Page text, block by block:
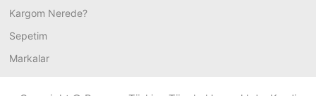
Kargom Nerede?
Sepetim
Markalar